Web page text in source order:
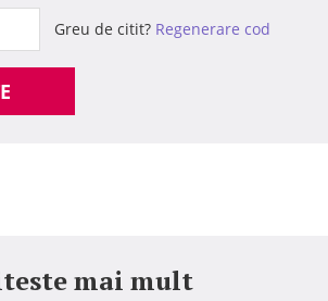
Greu de citit? Regenerare cod
mai mult